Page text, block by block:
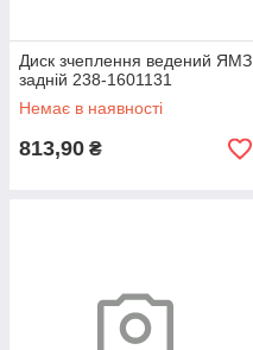
Диск зчеплення ведений ЯМЗ
задній 238-1601131
Немає в наявності
813,90 ₴